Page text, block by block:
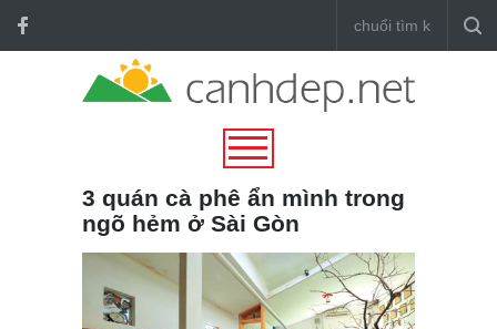
3 quán cà phê ẩn mình trong
ngõ hẻm ở Sài Gòn